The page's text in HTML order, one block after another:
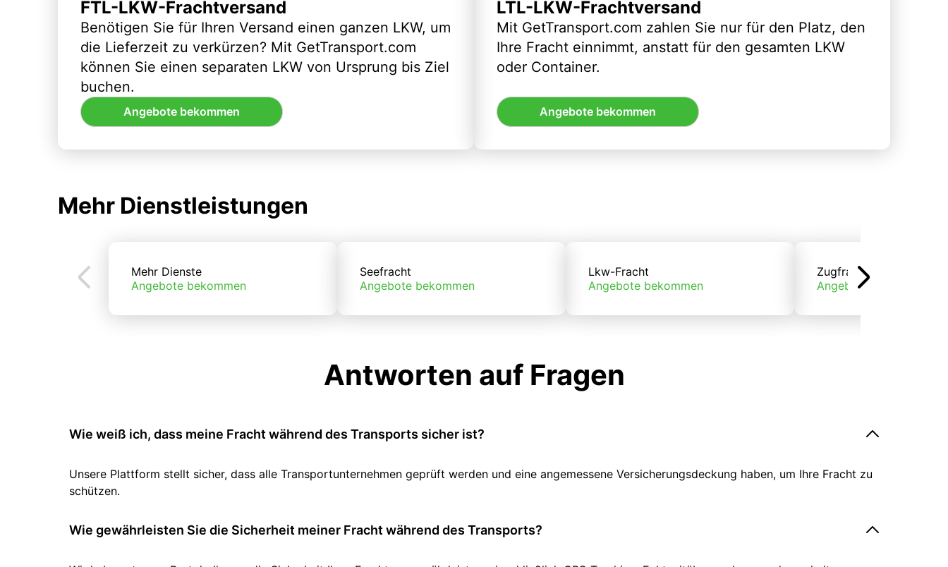
FTL-LKW-Frachtversand
Benötigen Sie für Ihren Versand einen ganzen LKW, um
die Lieferzeit zu verkürzen? Mit GetTransport.com
können Sie einen separaten LKW von Ursprung bis Ziel
buchen.
Angebote bekommen
LTL-LKW-Frachtversand
Mit GetTransport.com zahlen Sie nur für den Platz, den
Ihre Fracht einnimmt, anstatt für den gesamten LKW
oder Container.
Angebote bekommen
Mehr Dienstleistungen
Mehr Dienste
Angebote bekommen
Seefracht
Angebote bekommen
Lkw-Fracht
Angebote bekommen
Zugfracht
Angebote bekommen
Antworten auf Fragen
Wie weiß ich, dass meine Fracht während des Transports sicher ist?
Unsere Plattform stellt sicher, dass alle Transportunternehmen geprüft werden und eine angemessene Versicherungsdeckung haben, um Ihre Fracht zu
schützen.
Wie gewährleisten Sie die Sicherheit meiner Fracht während des Transports?